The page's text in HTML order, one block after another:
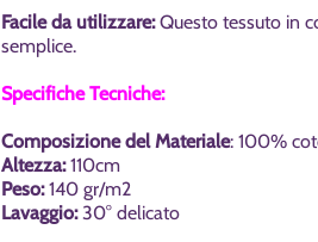
Facile da utilizzare:Questo tessuto in
semplice.
Specifiche Tecniche:
Composizione del Materiale: 100%
Altezza:110cm
Peso:140 gr/m2
Lavaggio:30° delicato